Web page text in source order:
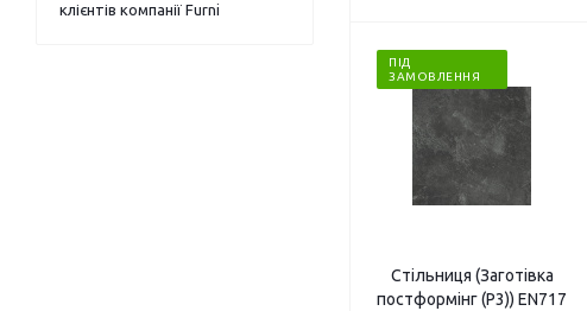
ПІД
ЗАМОВЛЕННЯ
Стільниця (Заготівка
постформінг (P3)) EN717
клієнтів компанії Furni